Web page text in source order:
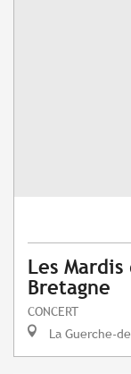
Les
Bretagne
CONCERT
La Guerche-